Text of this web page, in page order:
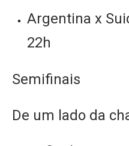
Argentina x
22h
Semifinais
De um lado da